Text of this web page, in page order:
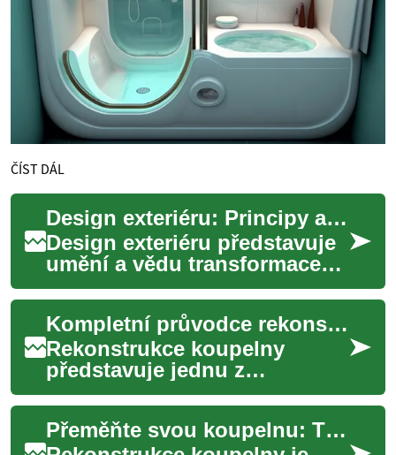
ČÍST DÁL
Design exteriéru: Principy a inspirace
Design exteriéru představuje
umění a vědu transformace
venkovních prostor do
funkčních, esteticky
příjemných a udržit...
Kompletní průvodce rekonstrukcí koupelny
Rekonstrukce koupelny
představuje jednu z
nejnáročnějších, ale zároveň
nejvděčnějších úprav v
domácnosti. Moderní kou...Přeměňte svou koupelnu: Tipy pro rekonstrukci malých prostorů